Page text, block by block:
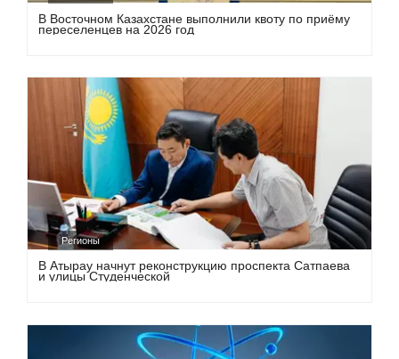
В Восточном Казахстане выполнили квоту по приёму
переселенцев на 2026 год
Регионы
В Атырау начнут реконструкцию проспекта Сатпаева
и улицы Студенческой